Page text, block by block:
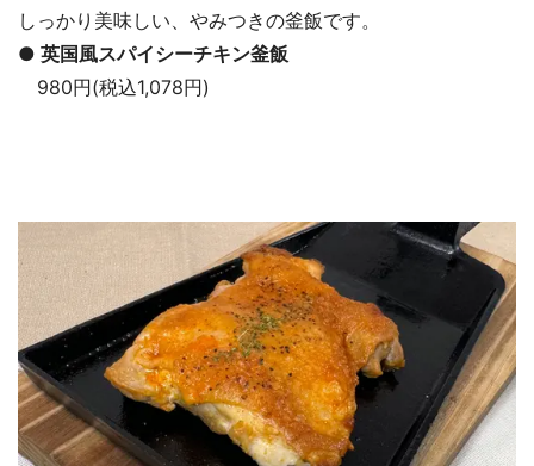
しっかり美味しい、やみつきの釜飯です。
● 英国風スパイシーチキン釜飯
980円(税込1,078円)